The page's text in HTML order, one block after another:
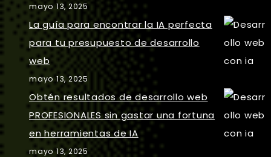
mayo 13, 2025
La guía para encontrar la IA perfecta
para tu presupuesto de desarrollo
web
mayo 13, 2025
Obtén resultados de desarrollo web
PROFESIONALES sin gastar una fortuna
en herramientas de IA
mayo 13, 2025